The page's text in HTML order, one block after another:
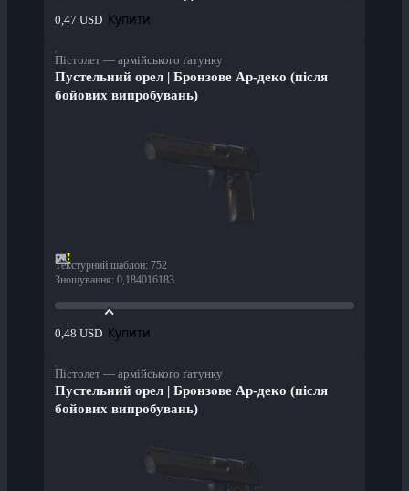
0,47 USD Купити
Пістолет — армійського ґатунку
Пустельний орел | Бронзове Ар-деко (після
бойових випробувань)
Текстурний шаблон: 752
Зношування: 0,184016183
0,48 USD Купити
Пістолет — армійського ґатунку
Пустельний орел | Бронзове Ар-деко (після
бойових випробувань)